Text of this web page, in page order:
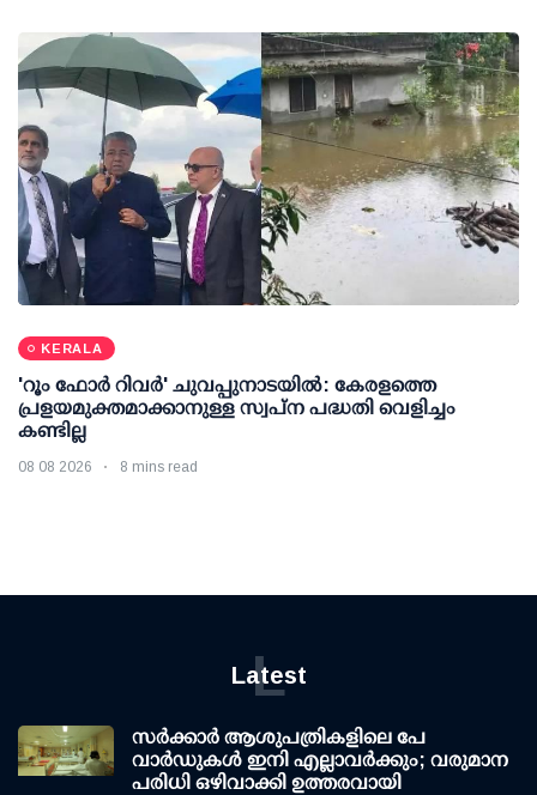
KERALA
'റൂം ഫോര്‍ റിവര്‍' ചുവപ്പുനാടയില്‍: കേരളത്തെ
പ്രളയമുക്തമാക്കാനുള്ള സ്വപ്ന പദ്ധതി വെളിച്ചം
കണ്ടില്ല
08 08 2026 8 mins read
Latest
L
സര്‍ക്കാര്‍ ആശുപത്രികളിലെ പേ
വാര്‍ഡുകള്‍ ഇനി എല്ലാവര്‍ക്കും; വരുമാന
പരിധി ഒഴിവാക്കി ഉത്തരവായി